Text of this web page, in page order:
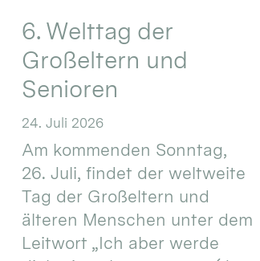
6. Welttag der
Großeltern und
Senioren
24. Juli 2026
Am kommenden Sonntag,
26. Juli, findet der weltweite
Tag der Großeltern und
älteren Menschen unter dem
Leitwort „Ich aber werde